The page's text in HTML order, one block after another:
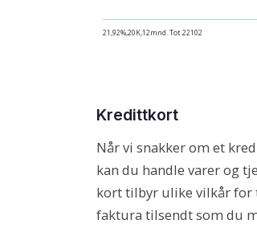
21,92%,20K,12mnd. Tot.22102
Kredittkort
Når vi snakker om et
kan du handle varer og
kort tilbyr ulike vilkår for
faktura tilsendt som du